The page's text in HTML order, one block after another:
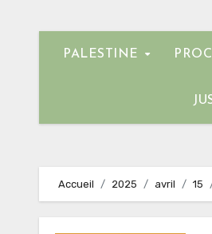
PALESTINE
Accueil 2025 avril 15